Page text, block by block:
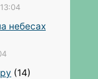
13:04
небесах
(14)